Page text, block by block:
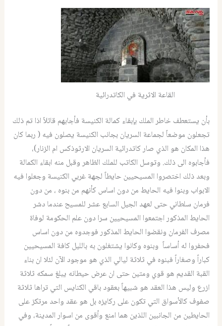
القاعة الاثرية في الكاتدرائية
بأن يستعطف خاطر الملك بإبقاء كمالة الكنيسة فأجابهم قائلاً اذا تم ذلك
تجعلون موضعاً لجماعة السريان بجانب الكنيسة يصلون فيه ( ربما كان
هذا المكان هو الذي صار كاتدرائية السريان الارثوذكس ام الزنار)،
فأجابوه الى ذلك. وتوسل الكاتب للملك الظاهر وقبل منه ابقاء الكمالة
وبعد ذلك اختصروا المسيحيين حايطاً لجهة غربي الكنيسة وجعلوا فيه
الابواب وبنوا فيه الحايط من دون اساس كأنهم من بنوه ، من دون
فرمان سلطاني حتى لعهد الجيل السابع عشر للمسيح عندما دشر
الحايط المذكور اجتمعوا المسيحيين سرا دون علم الحكومة لوفاة
مصرف الفرمان ونقضوا الحايط المذكور فوجدوه من دون اساس
فحفروا له أساساً وبنوه وكانوا يشتغلون به بالليل كافة المسيحيين
كباراً وصغاراً فبنوه في ثلاثة ليالي الذي هو موجود الآن لئلا ان بناء
القبة القديم هو قوي ومتين حتى ان عرض حيطانه يبلغ سمكه ثلاثة
ازرع وليس هذا العقد هو شبيهاً بعقود باقي الكنايس التي تراها ثلاثة
صفوف كالأسواق التي تكون على ركايزه بل هو عقد واحد مرتكز على
الحايطين من الجانبين اللذين هما امنع وأقوى من اسوار المدينة، وفي